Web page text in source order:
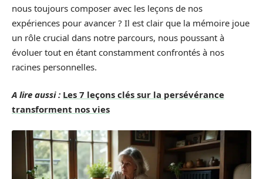
nous toujours composer avec les leçons de nos
expériences pour avancer ? Il est clair que la mémoire joue
un rôle crucial dans notre parcours, nous poussant à
évoluer tout en étant constamment confrontés à nos
racines personnelles.
A lire aussi : Les 7 leçons clés sur la persévérance
transforment nos vies